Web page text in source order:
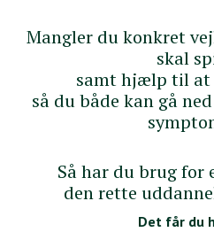
Mangler du konkret
skal
samt hjælp til at
så du både kan gå
Så har du brug for
den rette
Det får du